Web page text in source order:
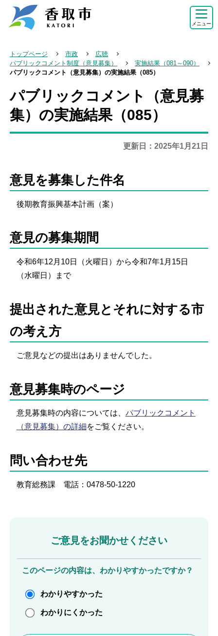
メニュー
トップページ 市政
広聴
パブリックコメント制度（意見募集）
実施結果（081～090）
パブリックコメント（意見募集）の実施結果（085）
本
文
こ
こ
パブリックコメント（意見募
集）の実施結果（085）
更新日：2025年1月21日
意見を募集した件名
後期教育振興基本計画（案）
意見の募集期間
令和6年12月10日（火曜日）から令和7年1月15日
（水曜日）まで
提出された意見とそれに対する市
の考え方
ご意見などの提出はありませんでした。
意見募集時のページ
意見募集時の内容については、 パブリックコメント
（意見募集）の詳細をご覧ください。
問い合わせ先
教育総務課 電話：0478-50-1220
ご意見をお聞かせください
このページの内容は、わかりやすかったですか？
わかりやすかった
わかりにくかった